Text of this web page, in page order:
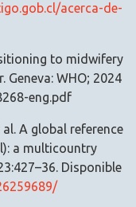
acerca-de-
to midwifery
WHO; 2024
eng.pdf
A global reference
a multicountry
Disponible